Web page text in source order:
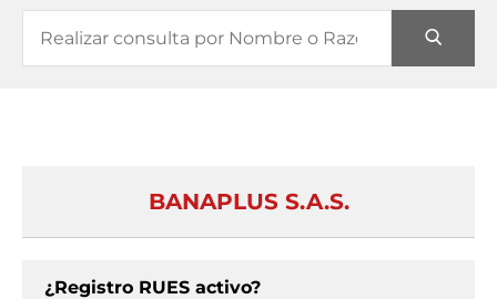
BANAPLUS S.A.S.
¿Registro RUES activo?